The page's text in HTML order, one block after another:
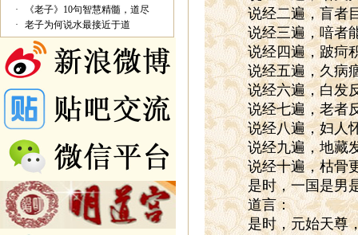
·
《老子》10句智慧精髓，道尽
·
老子为何说水最接近于道
说经二遍，盲者
说经三遍，喑者
说经四遍，跛疴积
说经五遍，久病痼
说经六遍，白发反
说经七遍，老者反
说经八遍，妇人怀
说经九遍，地藏发
说经十遍，枯骨更
是时，一国是男是
道言：
是时，元始天尊